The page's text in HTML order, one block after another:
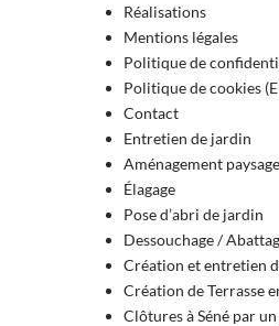
Réalisations
Mentions légales
Politique de
Politique de cookies
Contact
Entretien de jardin
Aménagement
Élagage
Pose d’abri de jardin
Dessouchage /
Création et entretien
Création de Terrasse
Clôtures à Séné par